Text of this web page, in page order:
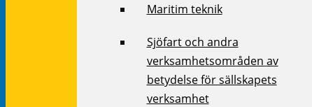
Maritim teknik
Sjöfart och andra
verksamhetsområden av
betydelse för sällskapets
verksamhet